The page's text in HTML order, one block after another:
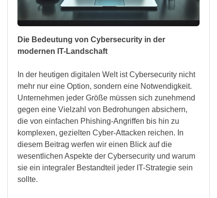
Die Bedeutung von Cybersecurity in der
modernen IT-Landschaft
In der heutigen digitalen Welt ist Cybersecurity nicht
mehr nur eine Option, sondern eine Notwendigkeit.
Unternehmen jeder Größe müssen sich zunehmend
gegen eine Vielzahl von Bedrohungen absichern,
die von einfachen Phishing-Angriffen bis hin zu
komplexen, gezielten Cyber-Attacken reichen. In
diesem Beitrag werfen wir einen Blick auf die
wesentlichen Aspekte der Cybersecurity und warum
sie ein integraler Bestandteil jeder IT-Strategie sein
sollte.